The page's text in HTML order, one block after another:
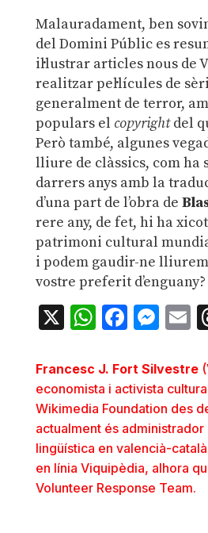
Malauradament, ben
del Domini Públic es
il·lustrar articles nous de
realitzar pel·lícules de
generalment de terror,
populars el copyrightdel
Però també, algunes
lliure de clàssics, com ha
darrers anys amb la
d’una part de l’obra de
rere any, de fet, hi ha
patrimoni cultural
i podem gaudir-ne
vostre preferit d’enguany?
X
Francesc J. Fort Silvestre
economista i activista
Wikimedia Foundation des
actualment és
lingüística en valencià-
en línia Viquipèdia, alhora
Volunteer Response Team.